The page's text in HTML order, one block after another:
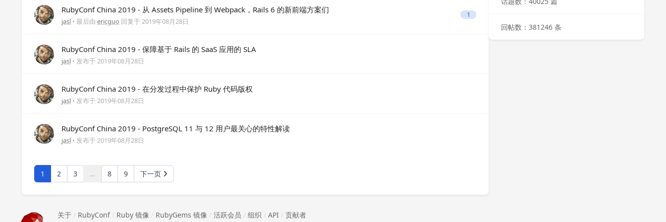
RubyConf China 2019 - 从 Assets Pipeline 到 Webpack，Rails 6 的新前端方案们
jasl • 最后由 ericguo 回复于2019年08月28日
1
RubyConf China 2019 - 保障基于 Rails 的 SaaS 应用的 SLA
jasl • 发布于2019年08月28日
RubyConf China 2019 - 在分发过程中保护 Ruby 代码版权
jasl • 发布于2019年08月28日
RubyConf China 2019 - PostgreSQL 11 与 12 用户最关心的特性解读
jasl • 发布于2019年08月28日
1 2 3 … 8 9 下一页
回帖数：381246 条
关于 / RubyConf/ Ruby 镜像 / RubyGems 镜像 / 活跃会员 / 组织 / API / 贡献者